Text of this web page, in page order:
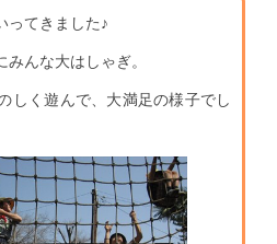
ってきました♪
んな大はしゃぎ。
しく遊んで、大満足の様子でし